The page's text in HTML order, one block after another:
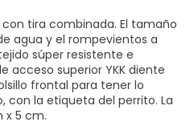
tira combinada. El tamaño
agua y el rompevientos a
súper resistente e
acceso superior YKK diente
frontal para tener lo
la etiqueta del perrito. La
x 5 cm.